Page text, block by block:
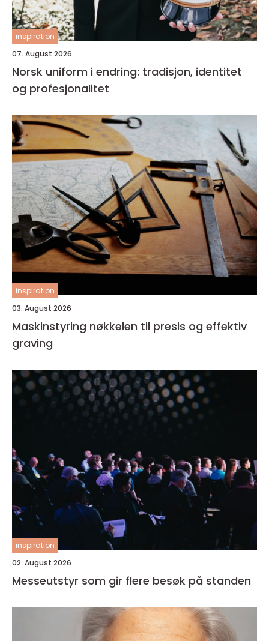
inspiration
07. August 2026
Norsk uniform i endring: tradisjon, identitet
og profesjonalitet
inspiration
03. August 2026
Maskinstyring nøkkelen til presis og effektiv
graving
inspiration
02. August 2026
Messeutstyr som gir flere besøk på standen